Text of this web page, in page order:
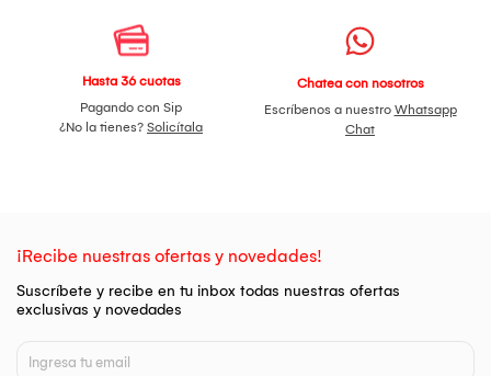
Hasta 36 cuotas
Pagando con Sip
¿No la tienes? Solicítala
Chatea con nosotros
Escríbenos a nuestro Whatsapp
Chat
¡Recibe nuestras ofertas y novedades!
Suscríbete y recibe en tu inbox todas nuestras ofertas
exclusivas y novedades